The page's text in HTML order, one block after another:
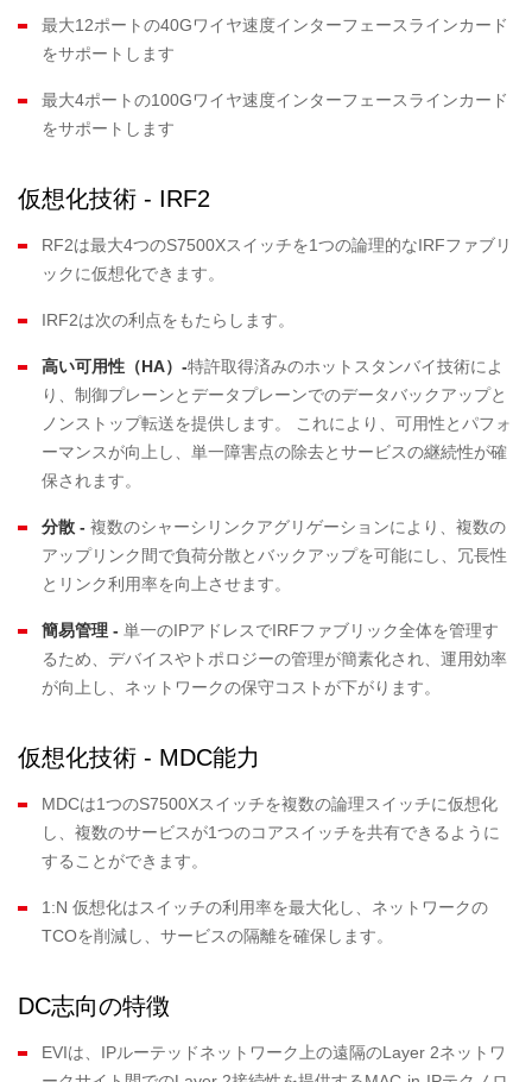
最大12ポートの40Gワイヤ速度インターフェースラインカード
をサポートします
最大4ポートの100Gワイヤ速度インターフェースラインカード
をサポートします
仮想化技術 - IRF2
RF2は最大4つのS7500Xスイッチを1つの論理的なIRFファブリ
ックに仮想化できます。
IRF2は次の利点をもたらします。
高い可用性（HA） -特許取得済みのホットスタンバイ技術によ
り、制御プレーンとデータプレーンでのデータバックアップと
ノンストップ転送を提供します。 これにより、可用性とパフォ
ーマンスが向上し、単一障害点の除去とサービスの継続性が確
保されます。
分散 - 複数のシャーシリンクアグリゲーションにより、複数の
アップリンク間で負荷分散とバックアップを可能にし、冗長性
とリンク利用率を向上させます。
簡易管理 - 単一のIPアドレスでIRFファブリック全体を管理す
るため、デバイスやトポロジーの管理が簡素化され、運用効率
が向上し、ネットワークの保守コストが下がります。
仮想化技術 - MDC能力
MDCは1つのS7500Xスイッチを複数の論理スイッチに仮想化
し、複数のサービスが1つのコアスイッチを共有できるように
することができます。
1:N 仮想化はスイッチの利用率を最大化し、ネットワークの
TCOを削減し、サービスの隔離を確保します。
DC志向の特徴
EVIは、IPルーテッドネットワーク上の遠隔のLayer 2ネットワ